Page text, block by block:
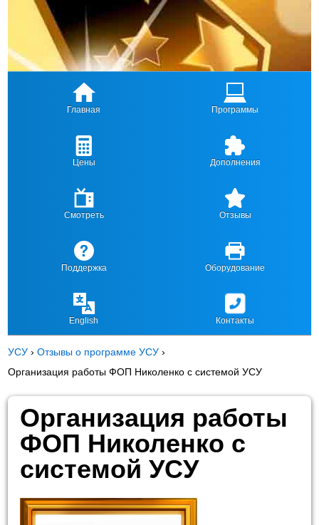
Главная Программы
Цены Дополнения
Смотреть Отзывы
Поддержка Оборудование
English Контакты
УСУ ›Отзывы о программе УСУ ›
Организация работы ФОП Николенко с системой УСУ
Организация работы
ФОП Николенко с
системой УСУ